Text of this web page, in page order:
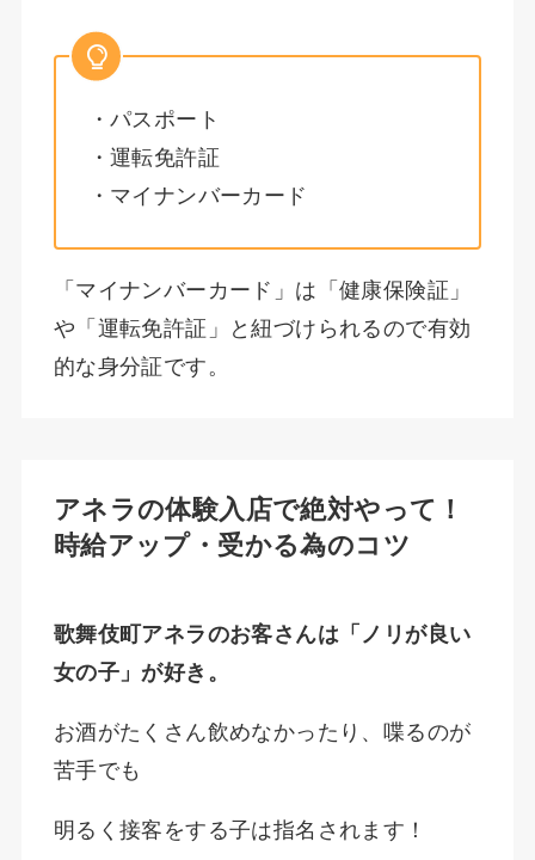
・パスポート
・運転免許証
・マイナンバーカード
「マイナンバーカード」は「健康保険証」
や「運転免許証」と紐づけられるので有効
的な身分証です。
アネラの体験入店で絶対やって！
時給アップ・受かる為のコツ
歌舞伎町アネラのお客さんは「ノリが良い
女の子」が好き。
お酒がたくさん飲めなかったり、喋るのが
苦手でも
明るく接客をする子は指名されます！